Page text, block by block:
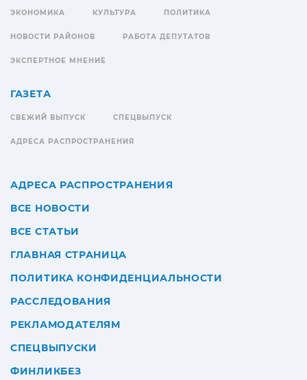
ЭКОНОМИКА КУЛЬТУРА ПОЛИТИКА
НОВОСТИ РАЙОНОВ РАБОТА ДЕПУТАТОВ
ЭКСПЕРТНОЕ МНЕНИЕ
ГАЗЕТА
СВЕЖИЙ ВЫПУСК СПЕЦВЫПУСК
АДРЕСА РАСПРОСТРАНЕНИЯ
АДРЕСА РАСПРОСТРАНЕНИЯ
ВСЕ НОВОСТИ
ВСЕ СТАТЬИ
ГЛАВНАЯ СТРАНИЦА
ПОЛИТИКА КОНФИДЕНЦИАЛЬНОСТИ
РАССЛЕДОВАНИЯ
РЕКЛАМОДАТЕЛЯМ
СПЕЦВЫПУСКИ
ФИНЛИКБЕЗ